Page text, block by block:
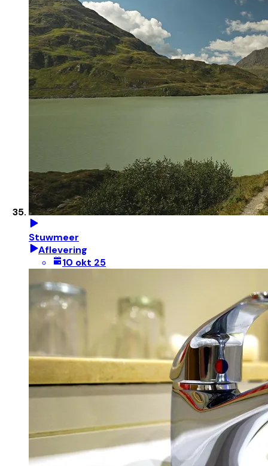
Stuwmeer
Aflevering
10 okt 25